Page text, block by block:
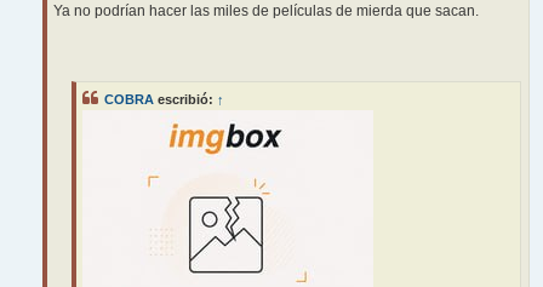
Ya no podrían hacer las miles de películas de mierda que sacan.
COBRA escribió: ↑